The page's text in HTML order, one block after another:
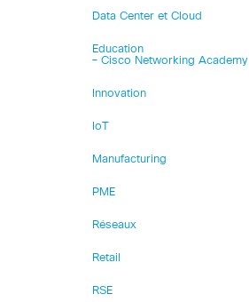
Data Center et Cloud
Education
– Cisco Networking Academy
Innovation
IoT
Manufacturing
PME
Réseaux
Retail
RSE